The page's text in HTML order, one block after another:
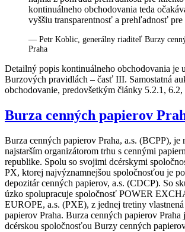
kontinuálneho obchodovania teda
vyššiu transparentnosť a prehľadnosť pre
— Petr Koblic, generálny riaditeľ Burzy
Praha
Detailný popis kontinuálneho obchodovania je
Burzových pravidlách – časť III. Samostatná
obchodovanie, predovšetkým články 5.2.1, 6.2,
Burza cenných papierov
Burza cenných papierov Praha, a.s. (BCPP), je
najstarším organizátorom trhu s cennými
republike. Spolu so svojimi dcérskymi
PX, ktorej najvýznamnejšou spoločnosťou je
depozitár cenných papierov, a.s. (CDCP). So
úzko spolupracuje spoločnosť POWER
EUROPE, a.s. (PXE), z jednej tretiny
papierov Praha. Burza cenných papierov Praha
dcérskou spoločnosťou Burzy cenných